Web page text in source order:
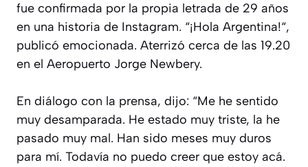
fue confirmada por la propia letrada de 29 años
en una historia de Instagram. “¡Hola Argentina!“,
publicó emocionada. Aterrizó cerca de las 19.20
en el Aeropuerto Jorge Newbery.
En diálogo con la prensa, dijo: “Me he sentido
muy desamparada. He estado muy triste, la he
pasado muy mal. Han sido meses muy duros
para mí. Todavía no puedo creer que estoy acá.